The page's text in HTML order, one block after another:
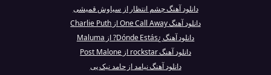
دانلود آهنگ چشم انتظار از سیاوش قمیشی
دانلود آهنگ One Call Away از Charlie Puth
دانلود آهنگ ¿Dónde Estás? از Maluma
دانلود آهنگ rockstar از Post Malone
دانلود آهنگ نیامد از حامد نیک پی